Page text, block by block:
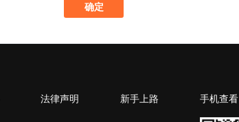
法律声明 新手上路 手机查看